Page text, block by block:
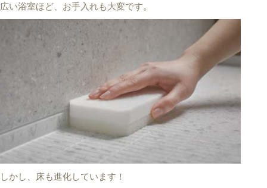
広い浴室ほど、お手入れも大変です。
しかし、床も進化しています！